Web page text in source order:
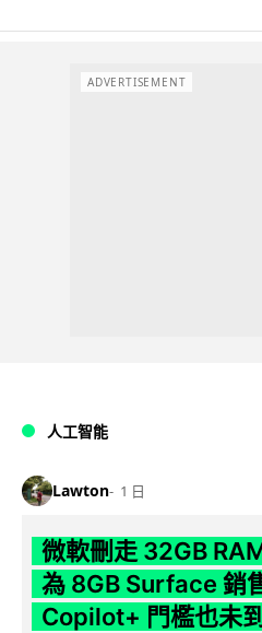
ADVERTISEMENT
人工智能
Lawton 1 日
微軟刪走 32GB
為 8GB Surface 銷
Copilot+ 門檻也未到